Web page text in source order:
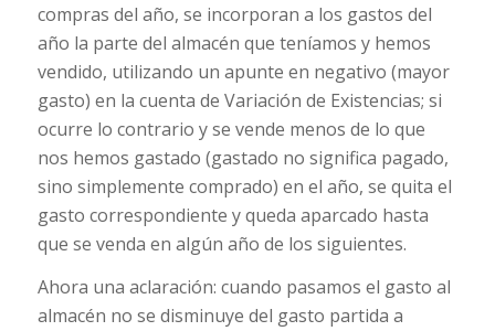
compras del año, se incorporan a los gastos del
año la parte del almacén que teníamos y hemos
vendido, utilizando un apunte en negativo (mayor
gasto) en la cuenta de Variación de Existencias; si
ocurre lo contrario y se vende menos de lo que
nos hemos gastado (gastado no significa pagado,
sino simplemente comprado) en el año, se quita el
gasto correspondiente y queda aparcado hasta
que se venda en algún año de los siguientes.
Ahora una aclaración: cuando pasamos el gasto al
almacén no se disminuye del gasto partida a